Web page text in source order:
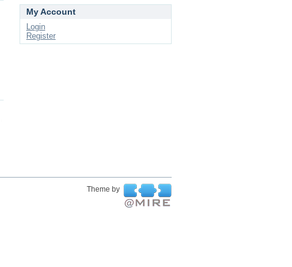
My Account
Login
Register
Theme by